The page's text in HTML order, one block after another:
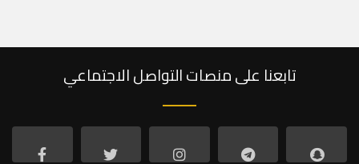
تابعنا على منصات التواصل الاجتماعي